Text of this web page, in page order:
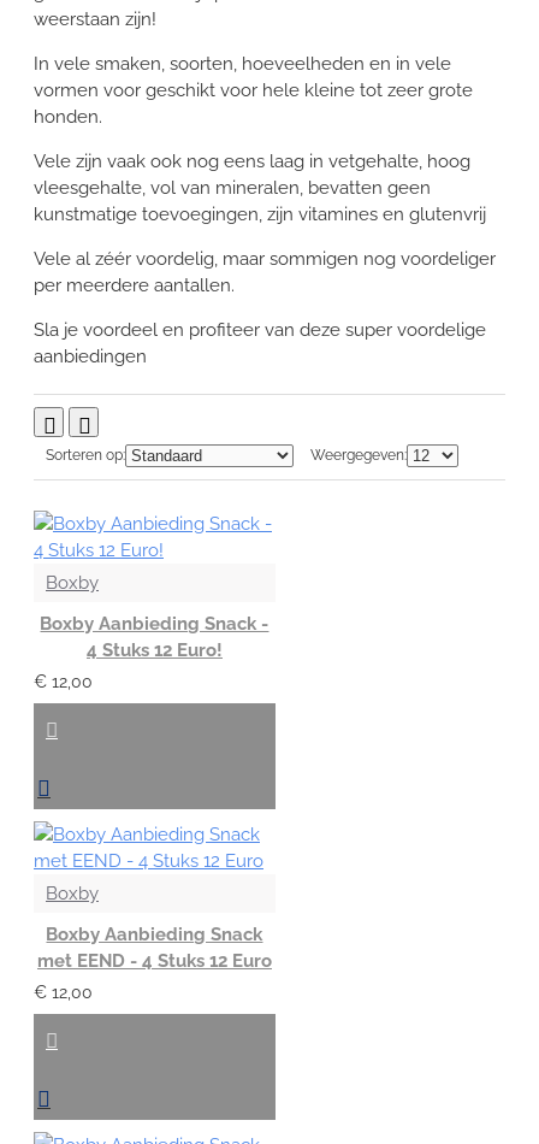
weerstaan zijn!
In vele smaken, soorten, hoeveelheden en in vele
vormen voor geschikt voor hele kleine tot zeer grote
honden.
Vele zijn vaak ook nog eens laag in vetgehalte, hoog
vleesgehalte, vol van mineralen, bevatten geen
kunstmatige toevoegingen, zijn vitamines en glutenvrij
Vele al zéér voordelig, maar sommigen nog voordeliger
per meerdere aantallen.
Sla je voordeel en profiteer van deze super voordelige
aanbiedingen
Sorteren op: Weergegeven:
Boxby
Boxby Aanbieding Snack -
4 Stuks 12 Euro!
€ 12,00
Boxby
Boxby Aanbieding Snack
met EEND - 4 Stuks 12 Euro
€ 12,00